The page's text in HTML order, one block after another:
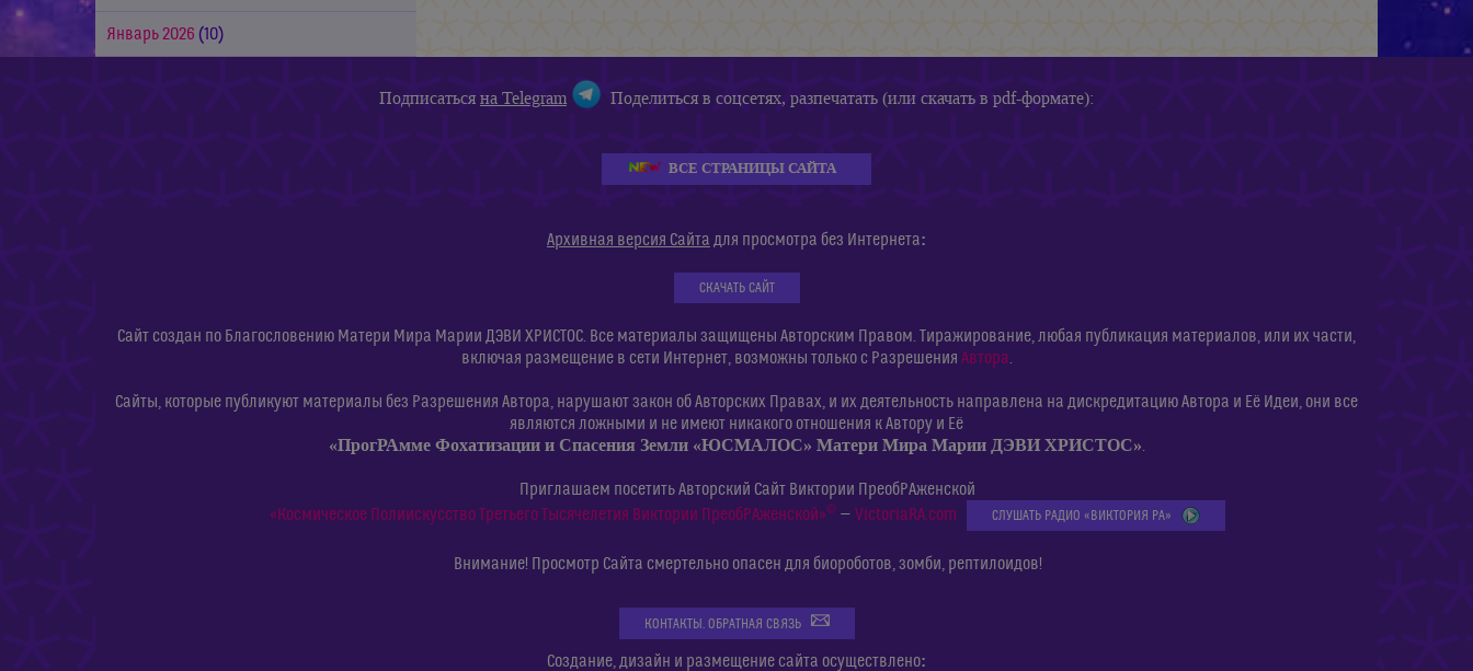
Январь 2026 (10)
Подписатьсяна Telegram Поделиться в соцсетях, разпечатать (или скачать в pdf-формате):
ВСЕ СТРАНИЦЫ САЙТА
Архивная версия Сайта для просмотра без Интернета:
СКАЧАТЬ САЙТ
Сайт создан по Благословению Матери Мира Марии ДЭВИ ХРИСТОС. Все материалы защищены Авторским Правом. Тиражирование, любая публикация материалов, или их части,
включая размещение в сети Интернет, возможны только с Разрешения Автора.
Сайты, которые публикуют материалы без Разрешения Автора, нарушают закон об Авторских Правах, и их деятельность направлена на дискредитацию Автора и Её Идеи, они все
являются ложными и не имеют никакого отношения к Автору и Её
«ПрогРАмме Фохатизации и Спасения Земли «ЮСМАЛОС» Матери Мира Марии ДЭВИ ХРИСТОС».
Приглашаем посетить Авторский Сайт Виктории ПреобРАженской
«Космическое Полиискусство Третьего Тысячелетия Виктории ПреобРАженской»© — VictoriaRA.com СЛУШАТЬ РАДИО «ВИКТОРИЯ РА»
Внимание! Просмотр Сайта смертельно опасен для биороботов, зомби, рептилоидов!
КОНТАКТЫ. ОБРАТНАЯ СВЯЗЬ
Создание, дизайн и размещение сайта осуществлено: